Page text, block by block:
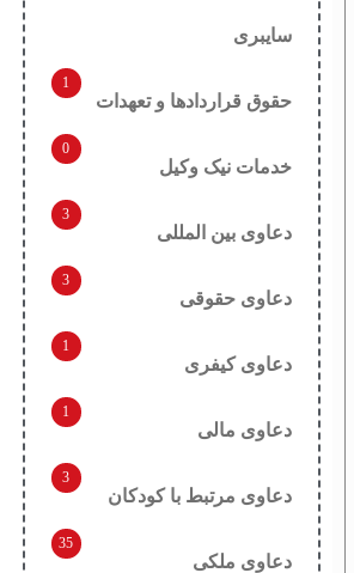
سایبری
حقوق قراردادها و تعهدات
1
خدمات نیک وکیل
0
دعاوی بین المللی
3
دعاوی حقوقی
3
دعاوی کیفری
1
دعاوی مالی
1
دعاوی مرتبط با کودکان
3
دعاوی ملکی
35